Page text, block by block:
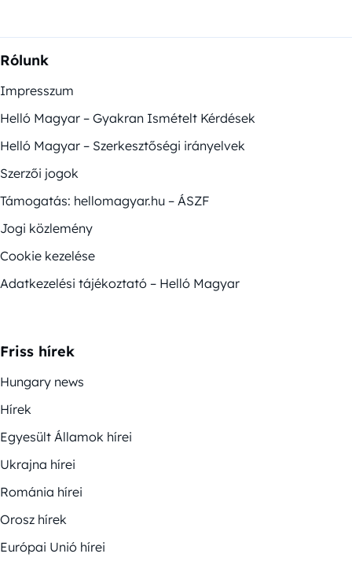
Rólunk
Impresszum
Helló Magyar – Gyakran Ismételt Kérdések
Helló Magyar – Szerkesztőségi irányelvek
Szerzői jogok
Támogatás: hellomagyar.hu – ÁSZF
Jogi közlemény
Cookie kezelése
Adatkezelési tájékoztató – Helló Magyar
Friss hírek
Hungary news
Hírek
Egyesült Államok hírei
Ukrajna hírei
Románia hírei
Orosz hírek
Európai Unió hírei